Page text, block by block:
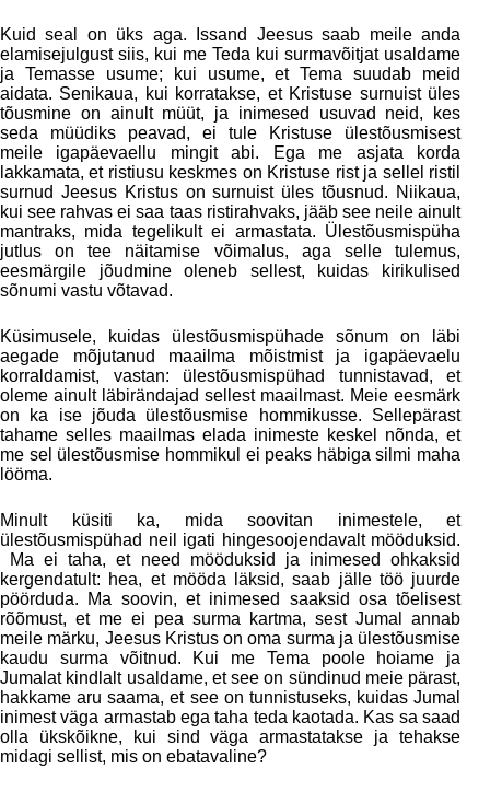
Kuid seal on üks aga. Issand Jeesus saab meile anda
elamisejulgust siis, kui me Teda kui surmavõitjat usaldame
ja Temasse usume; kui usume, et Tema suudab meid
aidata. Senikaua, kui korratakse, et Kristuse surnuist üles
tõusmine on ainult müüt, ja inimesed usuvad neid, kes
seda müüdiks peavad, ei tule Kristuse ülestõusmisest
meile igapäevaellu mingit abi. Ega me asjata korda
lakkamata, et ristiusu keskmes on Kristuse rist ja sellel ristil
surnud Jeesus Kristus on surnuist üles tõusnud. Niikaua,
kui see rahvas ei saa taas ristirahvaks, jääb see neile ainult
mantraks, mida tegelikult ei armastata. Ülestõusmispüha
jutlus on tee näitamise võimalus, aga selle tulemus,
eesmärgile jõudmine oleneb sellest, kuidas kirikulised
sõnumi vastu võtavad.
Küsimusele, kuidas ülestõusmispühade sõnum on läbi
aegade mõjutanud maailma mõistmist ja igapäevaelu
korraldamist, vastan: ülestõusmispühad tunnistavad, et
oleme ainult läbirändajad sellest maailmast. Meie eesmärk
on ka ise jõuda ülestõusmise hommikusse. Sellepärast
tahame selles maailmas elada inimeste keskel nõnda, et
me sel ülestõusmise hommikul ei peaks häbiga silmi maha
lööma.
Minult küsiti ka, mida soovitan inimestele, et
ülestõusmispühad neil igati hingesoojendavalt mööduksid.
Ma ei taha, et need mööduksid ja inimesed ohkaksid
kergendatult: hea, et mööda läksid, saab jälle töö juurde
pöörduda. Ma soovin, et inimesed saaksid osa tõelisest
rõõmust, et me ei pea surma kartma, sest Jumal annab
meile märku, Jeesus Kristus on oma surma ja ülestõusmise
kaudu surma võitnud. Kui me Tema poole hoiame ja
Jumalat kindlalt usaldame, et see on sündinud meie pärast,
hakkame aru saama, et see on tunnistuseks, kuidas Jumal
inimest väga armastab ega taha teda kaotada. Kas sa saad
olla ükskõikne, kui sind väga armastatakse ja tehakse
midagi sellist, mis on ebatavaline?